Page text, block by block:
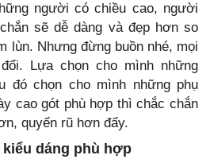
người có chiều cao, người
sẽ dễ dàng và đẹp hơn so
lùn. Nhưng đừng buồn nhé, mọi
Lựa chọn cho mình những
đó chọn cho mình những phụ
cao gót phù hợp thì chắc chắn
quyến rũ hơn đấy.
dáng phù hợp